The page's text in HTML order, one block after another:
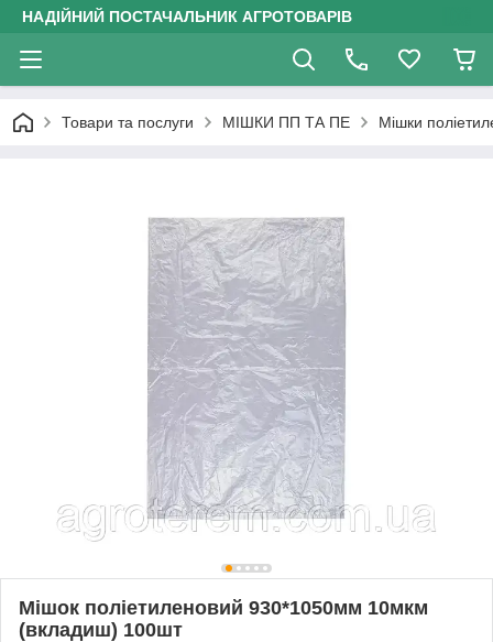
НАДІЙНИЙ ПОСТАЧАЛЬНИК АГРОТОВАРІВ
Товари та послуги МІШКИ ПП ТА ПЕ Мішки
Мішок поліетиленовий 930*1050мм 10мкм
(вкладиш) 100шт